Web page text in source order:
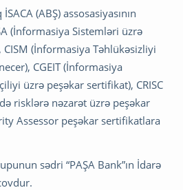
(ABŞ) assosasiyasının
(İnformasiya Sistemləri üzrə
(İnformasiya Təhlükəsizliyi
CGEIT (İnformasiya
üzrə peşəkar sertifikat), CRISC
risklərə nəzarət üzrə peşəkar
Assessor peşəkar sertifikatlara
sədri “PAŞA Bank”ın İdarə